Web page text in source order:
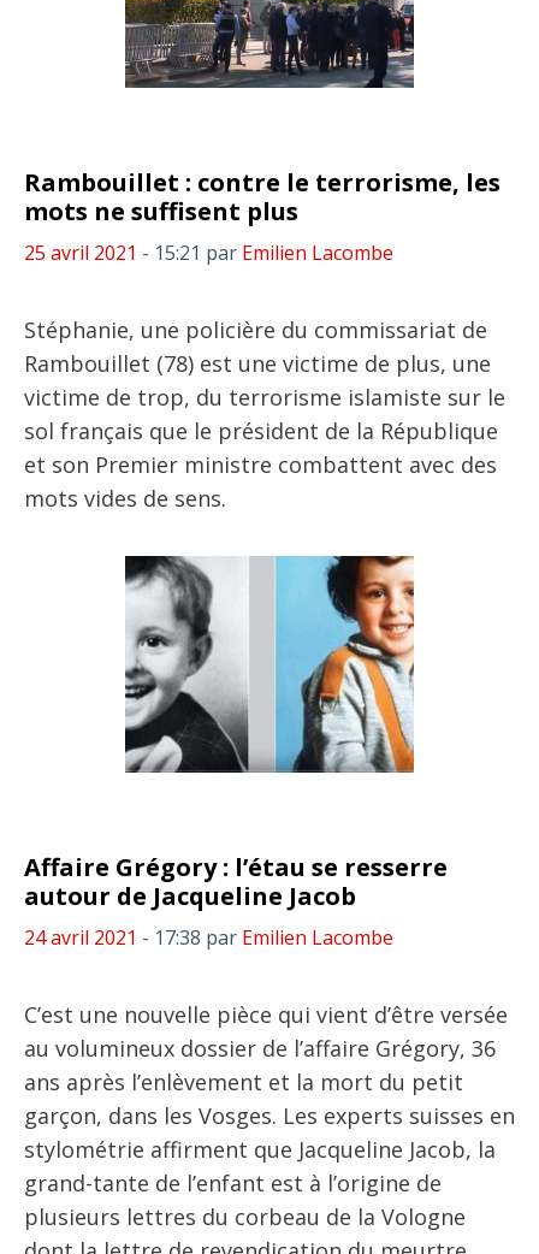
Rambouillet : contre le terrorisme, les
mots ne suffisent plus
25 avril 2021 - 15:21 par Emilien Lacombe
Stéphanie, une policière du commissariat de
Rambouillet (78) est une victime de plus, une
victime de trop, du terrorisme islamiste sur le
sol français que le président de la République
et son Premier ministre combattent avec des
mots vides de sens.
Affaire Grégory : l’étau se resserre
autour de Jacqueline Jacob
24 avril 2021 - 17:38 par Emilien Lacombe
C’est une nouvelle pièce qui vient d’être versée
au volumineux dossier de l’affaire Grégory, 36
ans après l’enlèvement et la mort du petit
garçon, dans les Vosges. Les experts suisses en
stylométrie affirment que Jacqueline Jacob, la
grand-tante de l’enfant est à l’origine de
plusieurs lettres du corbeau de la Vologne